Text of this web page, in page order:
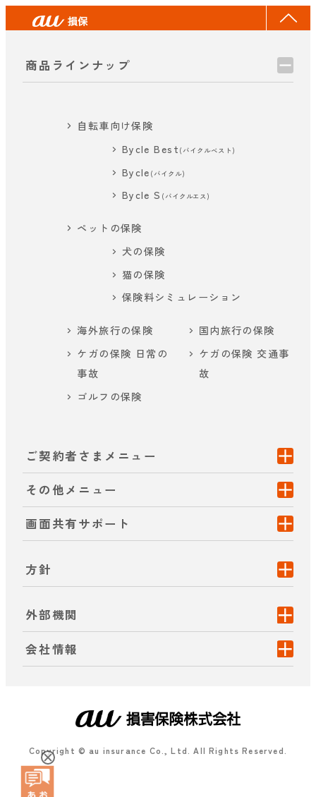
商品ラインナップ
自転車向け保険
Bycle Best (バイクルベスト)
Bycle (バイクル)
Bycle S (バイクルエス)
ペットの保険
犬の保険
猫の保険
保険料シミュレーション
海外旅行の保険
国内旅行の保険
ケガの保険 日常の
事故
ケガの保険 交通事
故
ゴルフの保険
ご契約者さまメニュー
その他メニュー
画面共有サポート
方針
外部機関
会社情報
Copyright © au insurance Co., Ltd. All Rights Reserved.